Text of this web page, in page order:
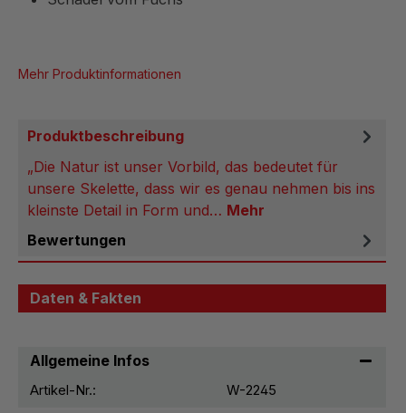
Mehr Produktinformationen
Produktbeschreibung
„Die Natur ist unser Vorbild, das bedeutet für
unsere Skelette, dass wir es genau nehmen bis ins
kleinste Detail in Form und… Mehr
Bewertungen
Daten & Fakten
Allgemeine Infos
Artikel-Nr.: W-2245